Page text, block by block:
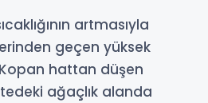
artmasıyla
geçen yüksek
hattan düşen
ağaçlık alanda